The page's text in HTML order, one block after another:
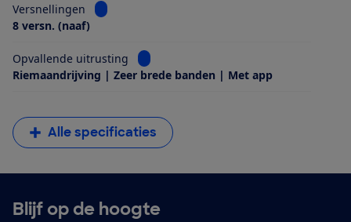
Versnellingen
Bekijk informatie voor Versnellingen
8 versn. (naaf)
Opvallende uitrusting
Bekijk informatie voor Opvallende
Riemaandrijving | Zeer brede banden | Met app
Alle specificaties
Blijf op de hoogte